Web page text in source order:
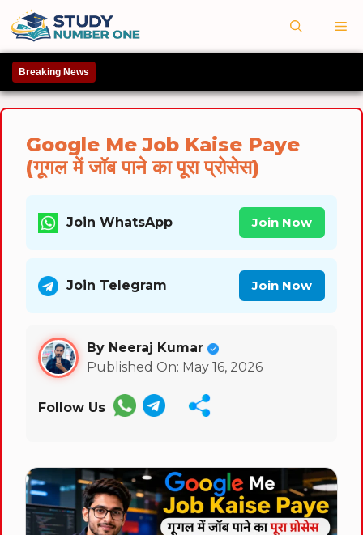
Skip
to
content
Breaking News
Google Me Job Kaise Paye
(गूगल में जॉब पाने का पूरा प्रोसेस)
Join WhatsApp Join Now
Join Telegram Join Now
By Neeraj Kumar
Published On: May 16, 2026
Follow Us